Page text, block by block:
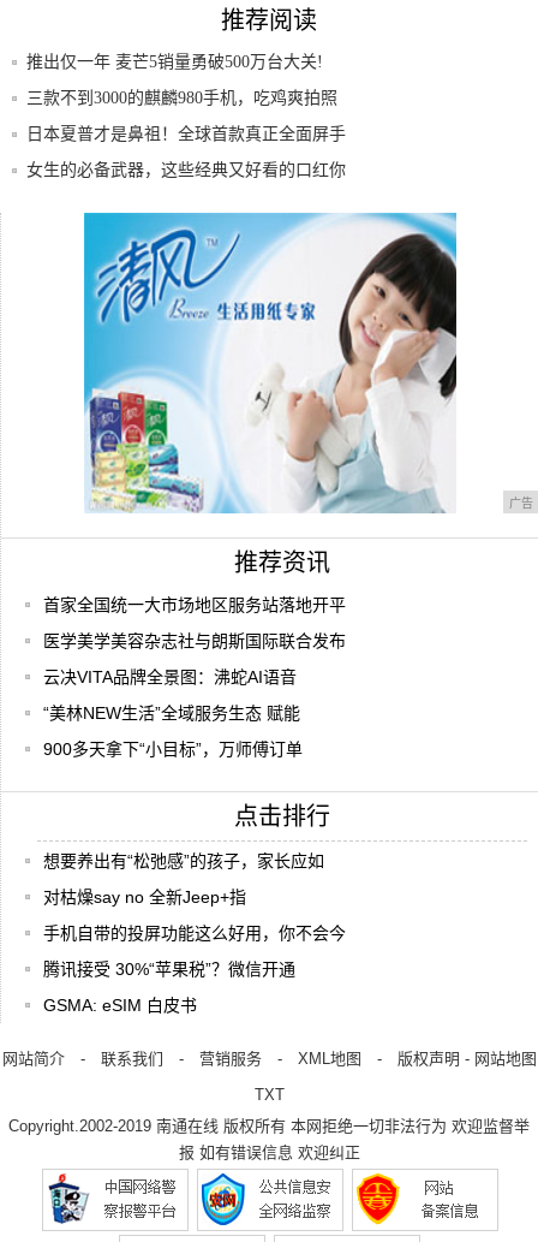
推荐阅读
推出仅一年 麦芒5销量勇破500万台大关!
三款不到3000的麒麟980手机，吃鸡爽拍照
日本夏普才是鼻祖！全球首款真正全面屏手
机问世
女生的必备武器，这些经典又好看的口红你
互联网快讯：金立手机官网已无法打开，将
广告
推荐资讯
首家全国统一大市场地区服务站落地开平
医学美学美容杂志社与朗斯国际联合发布
云决VITA品牌全景图：沸蛇AI语音
“美林NEW生活”全域服务生态 赋能
900多天拿下“小目标”，万师傅订单
点击排行
想要养出有“松弛感”的孩子，家长应如
对枯燥say no 全新Jeep+指
手机自带的投屏功能这么好用，你不会今
腾讯接受 30%“苹果税”？微信开通
GSMA: eSIM 白皮书
网站简介- 联系我们 - 营销服务- XML地图 - 版权声明 - 网站地图
TXT
Copyright.2002-2019 南通在线 版权所有 本网拒绝一切非法行为 欢迎监督举
报 如有错误信息 欢迎纠正